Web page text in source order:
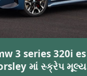
3 series 320i es
માં સ્ક્રેપ મૂલ્ય